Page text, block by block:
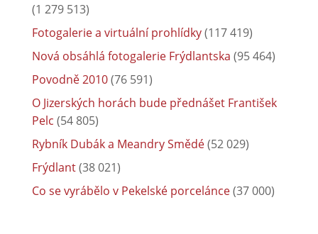
(1 279 513)
Fotogalerie a virtuální prohlídky(117 419)
Nová obsáhlá fotogalerie Frýdlantska (95 464)
Povodně 2010(76 591)
O Jizerských horách bude přednášet František
Pelc (54 805)
Rybník Dubák a Meandry Smědé(52 029)
Frýdlant(38 021)
Co se vyrábělo v Pekelské porcelánce(37 000)